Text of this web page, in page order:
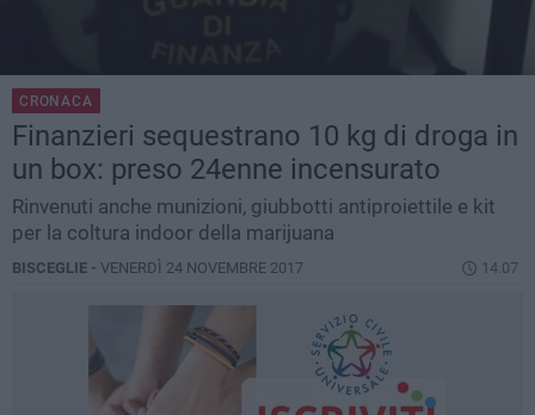
CRONACA
Finanzieri sequestrano 10 kg di droga in
un box: preso 24enne incensurato
Rinvenuti anche munizioni, giubbotti antiproiettile e kit
per la coltura indoor della marijuana
BISCEGLIE - VENERDÌ 24 NOVEMBRE 2017 14.07